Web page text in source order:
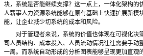
块，系统是否能继续支撑？这一点上，一体化架构的
人薪事人力资源系统能够在原有基础上快速扩展新模
能，让企业减少切系统的成本和风险。
对于管理者来说，系统的价值也体现在可视化决
司人员结构、成本投入、人员流动情况往往需要手动
一周。而系统自动形成的分析图表能够呈现更加直观